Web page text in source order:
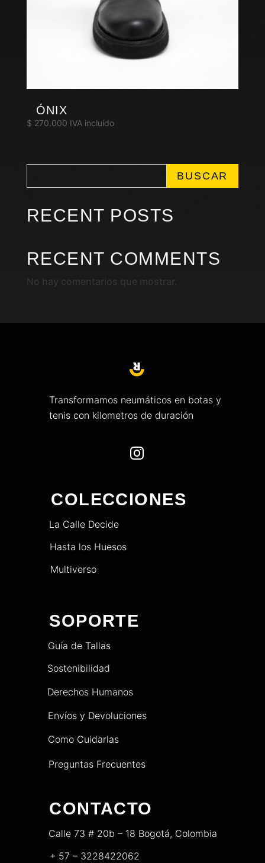
ÓNIX
$ 270.000 IVA incluído
BUSCAR
RECENT POSTS
RECENT COMMENTS
No hay comentarios que mostrar.
Transformamos neumáticos en botas y
tenis con kilometros de duración

COLECCIONES
La Calle Decide
Hasta los Huesos
Multiverso
SOPORTE
Guía de Tallas
Sostenibilidad
Derechos Humanos
Envíos y Devoluciones
Como Cuidarlas
Preguntas Frecuentes
CONTACTO
Calle 73 # 20b – 18 Bogotá, Colombia
+ 57 – 3228422062